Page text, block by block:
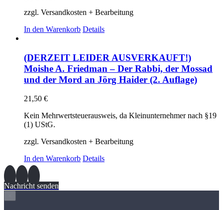
zzgl. Versandkosten + Bearbeitung
In den Warenkorb Details
(DERZEIT LEIDER AUSVERKAUFT!)
Moishe A. Friedman – Der Rabbi, der Mossad
und der Mord an Jörg Haider (2. Auflage)
21,50 €
Kein Mehrwertsteuerausweis, da Kleinunternehmer nach §19
(1) UStG.
zzgl. Versandkosten + Bearbeitung
In den Warenkorb Details
Nachricht senden